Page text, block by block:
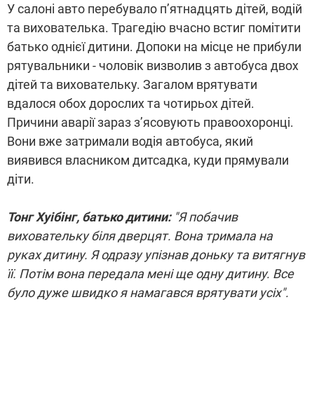
У салоні авто перебувало п’ятнадцять дітей, водій
та вихователька. Трагедію вчасно встиг помітити
батько однієї дитини. Допоки на місце не прибули
рятувальники - чоловік визволив з автобуса двох
дітей та виховательку. Загалом врятувати
вдалося обох дорослих та чотирьох дітей.
Причини аварії зараз з’ясовують правоохоронці.
Вони вже затримали водія автобуса, який
виявився власником дитсадка, куди прямували
діти.
Тонг Хуібінг, батько дитини: "Я побачив
виховательку біля дверцят. Вона тримала на
руках дитину. Я одразу упізнав доньку та витягнув
її. Потім вона передала мені ще одну дитину. Все
було дуже швидко я намагався врятувати усіх".